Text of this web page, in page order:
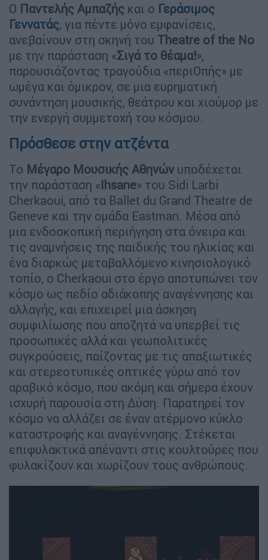
Ο Παντελής Αμπαζής και ο Γεράσιμος
Γεννατάς, για πέντε μόνο εμφανίσεις,
ανεβαίνουν στη σκηνή του Theatre of the No
με την παράσταση «Σιγά το θέαμα!»,
παρουσιάζοντας τραγούδια «περιΟπής» με
ωμέγα και όμικρον, σε μια ευρηματική
συνάντηση μουσικής, θεάτρου και χιούμορ με
την ενεργή συμμετοχή του κόσμου.
Πρόσθεσε στην ατζέντα
Το Μέγαρο Μουσικής Αθηνών υποδέχεται
την παράσταση «Ihsane» του Sidi Larbi
Cherkaoui, από τα Ballet du Grand Theatre de
Geneve και την ομάδα Eastman. Μέσα από
μια ενδοσκοπική περιήγηση στα όνειρα και
τις αναμνήσεις της παιδικής του ηλικίας και
ένα διαρκώς μεταβαλλόμενο κινησιολογικό
τοπίο, ο Cherkaoui στο έργο αποτυπώνει τον
κόσμο ως πεδίο αδιάκοπης αναγέννησης και
αλλαγής, και επιχειρεί μια άσκηση
συμφιλίωσης που αποζητά να υπερβεί τις
προσωπικές αλλά και γεωπολιτικές
συγκρούσεις, παίζοντας με τις απαξιωτικές
και στερεοτυπικές οπτικές γύρω από τον
αραβικό κόσμο, που ακόμη και σήμερα έχουν
ισχυρή παρουσία στη Δύση. Παρατηρεί τον
κόσμο να αλλάζει σε έναν ατέρμονο κύκλο
καταστροφής και αναγέννησης. Στέκεται
επιφυλακτικά απέναντι στις κουλτούρες που
φυλακίζουν και χωρίζουν τους ανθρώπους.